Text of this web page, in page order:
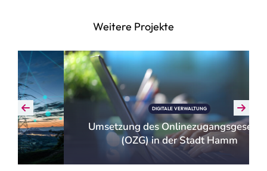
Weitere Projekte
DIGITALE VERWALTUNG
Umsetzung des Onlinezugangs­gesetzes
(OZG) in der Stadt Hamm